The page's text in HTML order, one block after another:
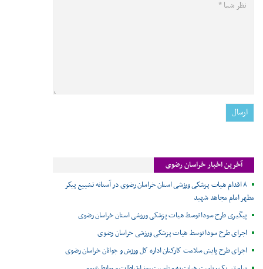
آخرین اخبار خراسان رضوی
۸ اقدام هیات پزشکی ورزشی استان خراسان رضوی در آستانه تشییع پیکر
مطهر امام مجاهد شهید
پیگیری طرح سودا توسط هیات پزشکی ورزشی استان خراسان رضوی
اجرای طرح سودا توسط هیات پزشکی ورزشی خراسان رضوی
اجرای طرح پایش سلامت کارکنان اداره کل ورزش و جوانان خراسان رضوی